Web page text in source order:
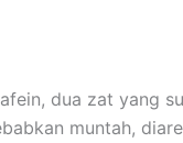
dua zat yang
muntah,